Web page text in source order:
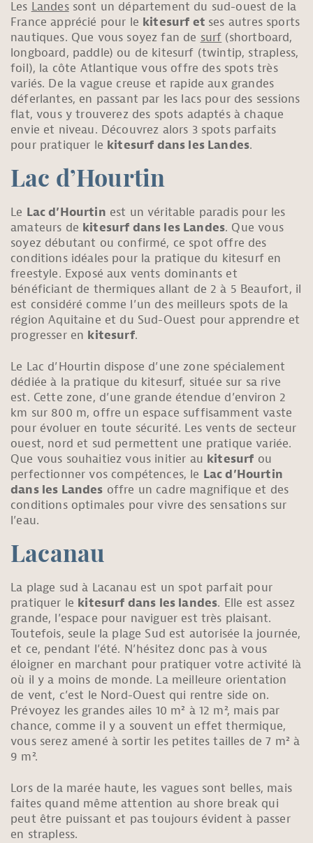
Les Landessont un département du sud-ouest de la
France apprécié pour le kitesurf et ses autres sports
nautiques. Que vous soyez fan de surf (shortboard,
longboard, paddle) ou de kitesurf (twintip, strapless,
foil), la côte Atlantique vous offre des spots très
variés. De la vague creuse et rapide aux grandes
déferlantes, en passant par les lacs pour des sessions
flat, vous y trouverez des spots adaptés à chaque
envie et niveau. Découvrez alors 3 spots parfaits
pour pratiquer le kitesurf dans les Landes.
Lac d’Hourtin
Le Lac d’Hourtin est un véritable paradis pour les
amateurs de kitesurf dans les Landes. Que vous
soyez débutant ou confirmé, ce spot offre des
conditions idéales pour la pratique du kitesurf en
freestyle. Exposé aux vents dominants et
bénéficiant de thermiques allant de 2 à 5 Beaufort, il
est considéré comme l’un des meilleurs spots de la
région Aquitaine et du Sud-Ouest pour apprendre et
progresser en kitesurf.
Le Lac d’Hourtin dispose d’une zone spécialement
dédiée à la pratique du kitesurf, située sur sa rive
est. Cette zone, d’une grande étendue d’environ 2
km sur 800 m, offre un espace suffisamment vaste
pour évoluer en toute sécurité. Les vents de secteur
ouest, nord et sud permettent une pratique variée.
Que vous souhaitiez vous initier au kitesurf ou
perfectionner vos compétences, le Lac d’Hourtin
dans les Landes offre un cadre magnifique et des
conditions optimales pour vivre des sensations sur
l’eau.
Lacanau
La plage sud à Lacanau est un spot parfait pour
pratiquer le kitesurf dans les landes. Elle est assez
grande, l’espace pour naviguer est très plaisant.
Toutefois, seule la plage Sud est autorisée la journée,
et ce, pendant l’été. N’hésitez donc pas à vous
éloigner en marchant pour pratiquer votre activité là
où il y a moins de monde. La meilleure orientation
de vent, c’est le Nord-Ouest qui rentre side on.
Prévoyez les grandes ailes 10 m² à 12 m², mais par
chance, comme il y a souvent un effet thermique,
vous serez amené à sortir les petites tailles de 7 m² à
9 m².
Lors de la marée haute, les vagues sont belles, mais
faites quand même attention au shore break qui
peut être puissant et pas toujours évident à passer
en strapless.